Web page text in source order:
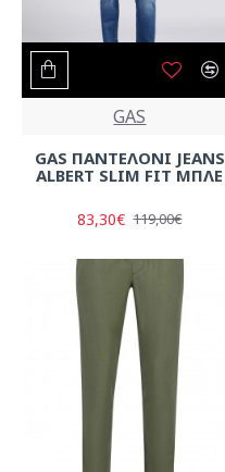
GAS
GAS ΠΑΝΤΕΛΟΝΙ JEANS
ALBERT SLIM FIT ΜΠΛΕ
83,30€ 119,00€